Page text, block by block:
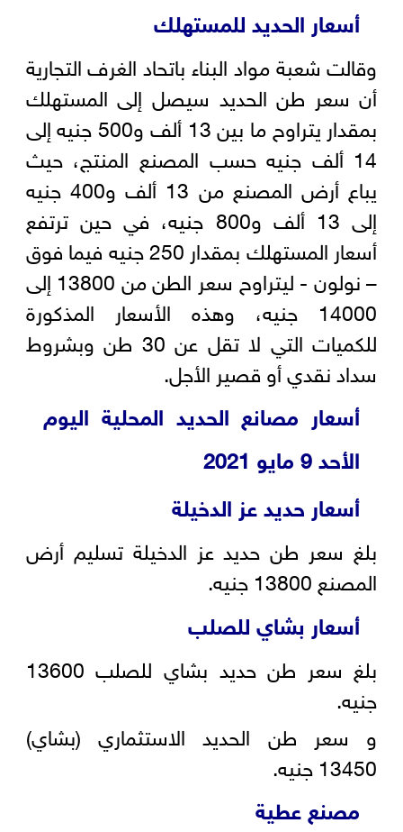
أسعار الحديد للمستهلك
وقالت شعبة مواد البناء باتحاد الغرف التجارية
أن سعر طن الحديد سيصل إلى المستهلك
بمقدار يتراوح ما بين 13 ألف و500 جنيه إلى
14 ألف جنيه حسب المصنع المنتج، حيث
يباع أرض المصنع من 13 ألف و400 جنيه
إلى 13 ألف و800 جنيه، في حين ترتفع
أسعار المستهلك بمقدار 250 جنيه فيما فوق
– نولون - ليتراوح سعر الطن من 13800 إلى
14000 جنيه، وهذه الأسعار المذكورة
للكميات التي لا تقل عن 30 طن وبشروط
سداد نقدي أو قصير الأجل.
أسعار مصانع الحديد المحلية اليوم
الأحد 9 مايو 2021
أسعار حديد عز الدخيلة
بلغ سعر طن حديد عز الدخيلة تسليم أرض
المصنع 13800 جنيه.
أسعار بشاي للصلب
بلغ سعر طن حديد بشاي للصلب 13600
جنيه.
و سعر طن الحديد الاستثماري (بشاي)
13450 جنيه.
مصنع عطية